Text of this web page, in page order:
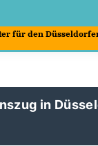
für den
in